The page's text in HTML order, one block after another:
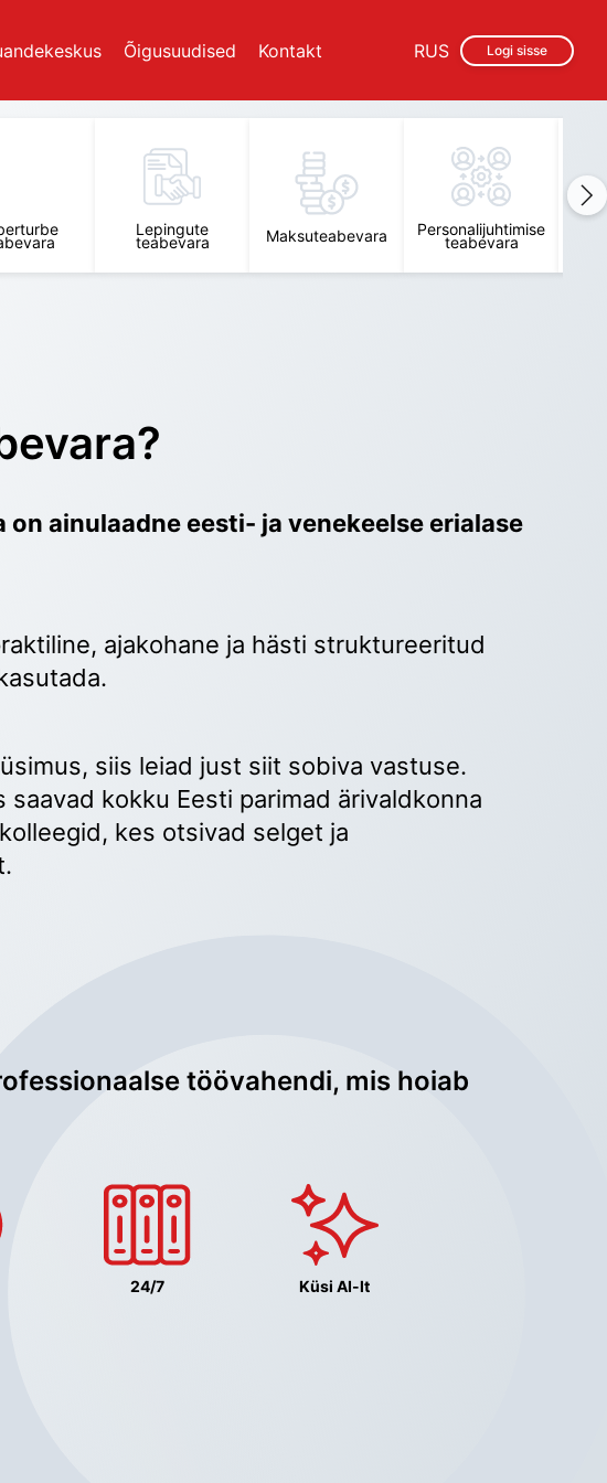
Õigusuudised Kontakt Logi sisse
RUS
Lepingute
teabevara Maksuteabevara Personalijuhtimise
teabevara
on ainulaadne eesti- ja venekeelse erialase
ajakohane ja hästi struktureeritud
siis leiad just siit sobiva vastuse.
saavad kokku Eesti parimad ärivaldkonna
kes otsivad selget ja
töövahendi, mis hoiab
24/7 Küsi AI-lt